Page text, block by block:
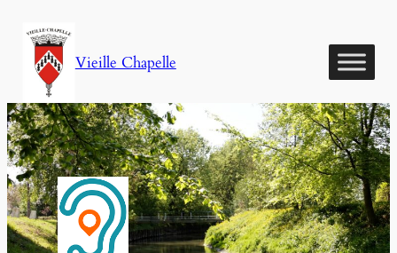
contenu
Vieille Chapelle